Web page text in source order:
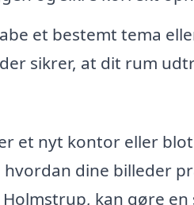
et bestemt tema
sikrer, at dit rum
et nyt kontor eller
dine billeder
kan gøre